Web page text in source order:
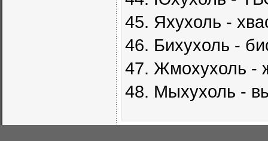
45. Яхухоль -
46. Бихухоль -
47. Жмохухоль -
48. Мыхухоль -